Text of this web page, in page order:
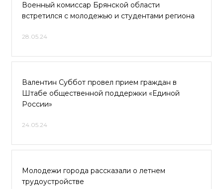
Военный комиссар Брянской области
встретился с молодежью и студентами региона
28.05.24
Валентин Суббот провел прием граждан в
Штабе общественной поддержки «Единой
России»
24.05.24
Молодежи города рассказали о летнем
трудоустройстве